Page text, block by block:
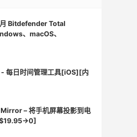
Bitdefender Total
、macOS、
每日时间管理工具[iOS][内
– 将手机屏幕投影到电